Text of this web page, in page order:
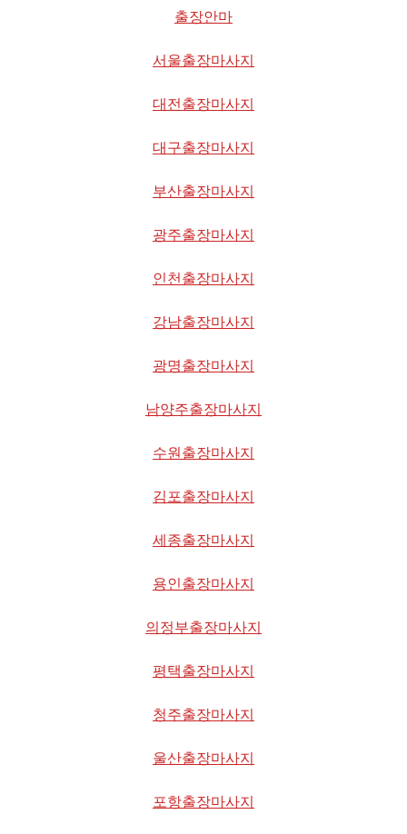
출장안마
서울출장마사지
대전출장마사지
대구출장마사지
부산출장마사지
광주출장마사지
인천출장마사지
강남출장마사지
광명출장마사지
남양주출장마사지
수원출장마사지
김포출장마사지
세종출장마사지
용인출장마사지
의정부출장마사지
평택출장마사지
청주출장마사지
울산출장마사지
포항출장마사지